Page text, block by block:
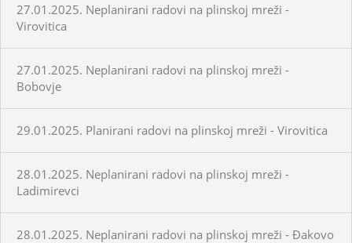
27.01.2025. Neplanirani radovi na plinskoj mreži -
Virovitica
27.01.2025. Neplanirani radovi na plinskoj mreži -
Bobovje
29.01.2025. Planirani radovi na plinskoj mreži - Virovitica
28.01.2025. Neplanirani radovi na plinskoj mreži -
Ladimirevci
28.01.2025. Neplanirani radovi na plinskoj mreži - Đakovo